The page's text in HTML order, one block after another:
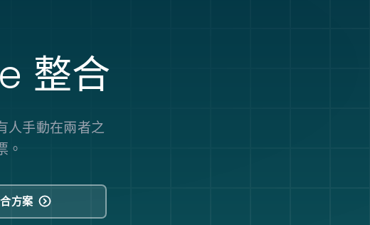
整合
人手動在兩者之
。
方案